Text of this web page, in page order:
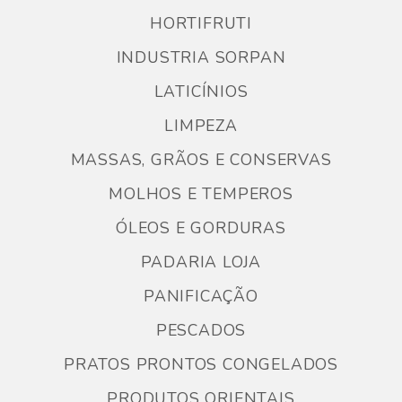
HORTIFRUTI
INDUSTRIA SORPAN
LATICÍNIOS
LIMPEZA
MASSAS, GRÃOS E CONSERVAS
MOLHOS E TEMPEROS
ÓLEOS E GORDURAS
PADARIA LOJA
PANIFICAÇÃO
PESCADOS
PRATOS PRONTOS CONGELADOS